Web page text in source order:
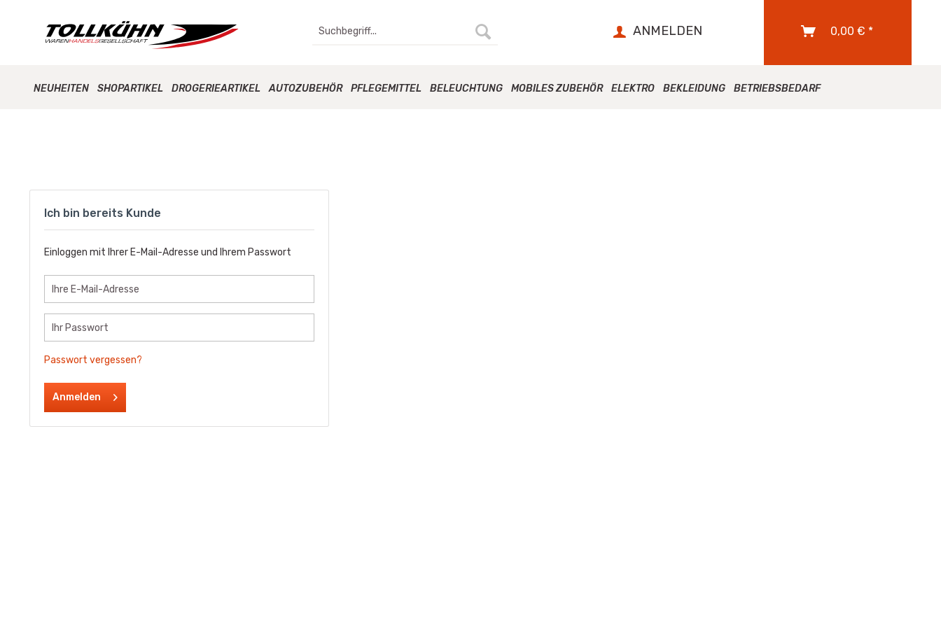
ANMELDEN 0,00 € *
NEUHEITEN SHOPARTIKEL DROGERIEARTIKEL AUTOZUBEHÖR PFLEGEMITTEL BELEUCHTUNG MOBILES ZUBEHÖR ELEKTRO BEKLEIDUNG BETRIEBSBEDARF
Ich bin bereits Kunde
Einloggen mit Ihrer E-Mail-Adresse und Ihrem Passwort
Passwort vergessen?
Anmelden